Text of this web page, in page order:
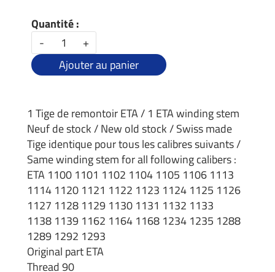
Quantité :
-
+
Ajouter au panier
1 Tige de remontoir ETA / 1 ETA winding stem
Neuf de stock / New old stock / Swiss made
Tige identique pour tous les calibres suivants /
Same winding stem for all following calibers :
ETA 1100 1101 1102 1104 1105 1106 1113
1114 1120 1121 1122 1123 1124 1125 1126
1127 1128 1129 1130 1131 1132 1133
1138 1139 1162 1164 1168 1234 1235 1288
1289 1292 1293
Original part ETA
Thread 90